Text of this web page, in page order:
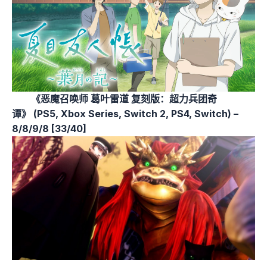
《恶魔召唤师 葛叶雷道 复刻版：超力兵团奇
谭》 (PS5, Xbox Series, Switch 2, PS4, Switch) –
8/8/9/8 [33/40]